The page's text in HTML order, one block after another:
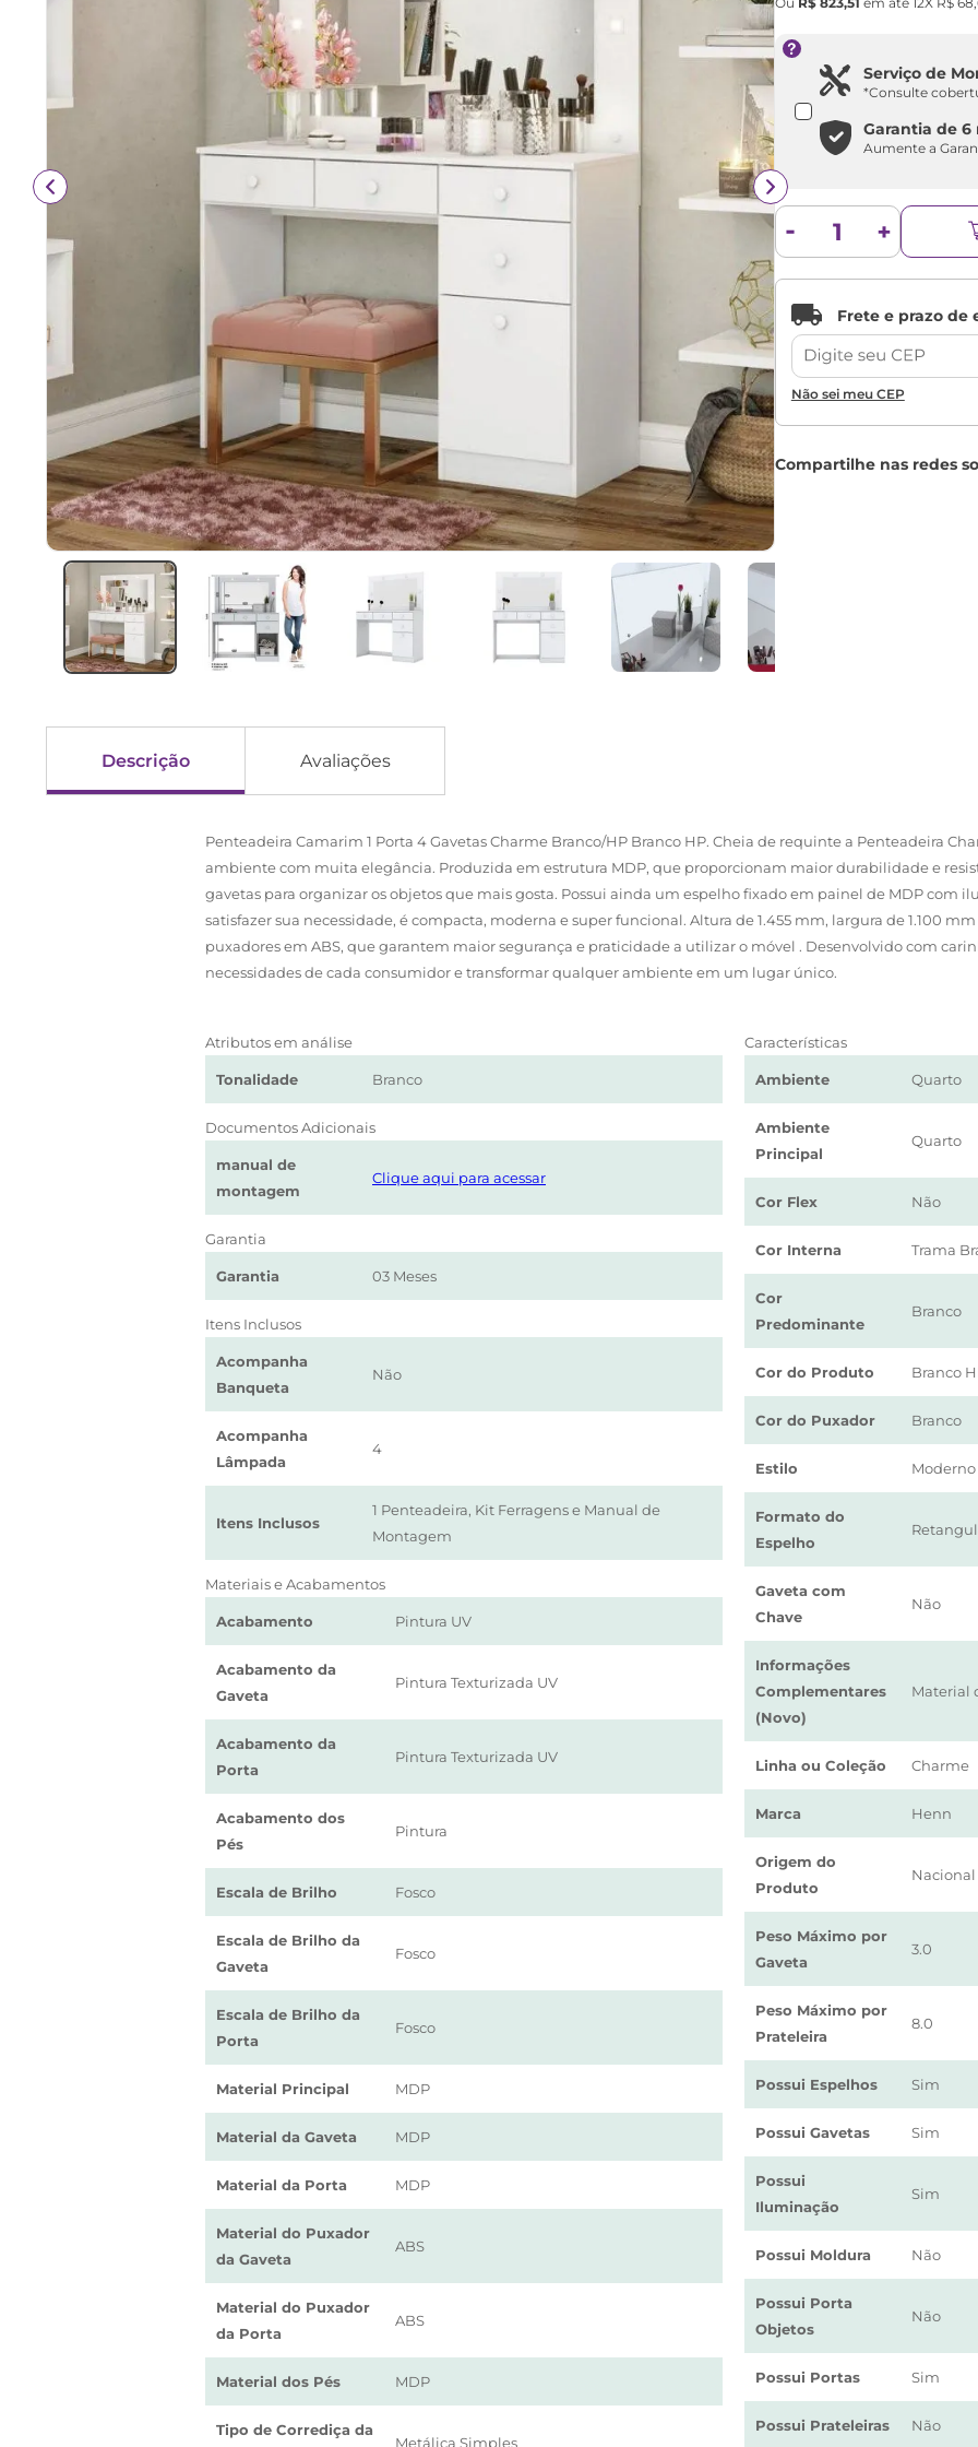
Serviço de
*Consulte
Garantia de6
Aumente a
Não sei meu CEP
Descrição Avaliações
Penteadeira Camarim 1 Porta 4 Gavetas Charme Branco/HP Branco HP. Cheia de requinte a Penteadeira
ambiente com muita elegância. Produzida em estrutura MDP, que proporcionam maior durabilidade e
gavetas para organizar os objetos que mais gosta. Possui ainda um espelho fixado em painel de MDP com
satisfazer sua necessidade, é compacta, moderna e super funcional. Altura de 1.455 mm, largura de 1.100
puxadores em ABS, que garantem maior segurança e praticidade a utilizar o móvel . Desenvolvido com
necessidades de cada consumidor e transformar qualquer ambiente em um lugar único.
Atributos em análise
Tonalidade Branco
Documentos Adicionais
manual de
montagem
Clique aqui para acessar
Garantia
Garantia 03 Meses
Itens Inclusos
Acompanha
Banqueta
Não
Acompanha
Lâmpada
4
Itens Inclusos
1 Penteadeira, Kit Ferragens e Manual de
Montagem
Materiais e Acabamentos
Acabamento Pintura UV
Acabamento da
Gaveta
Pintura Texturizada UV
Acabamento da
Porta
Pintura Texturizada UV
Acabamento dos
Pés
Pintura
Escala de Brilho Fosco
Escala de Brilho da
Gaveta
Fosco
Escala de Brilho da
Porta
Fosco
Material Principal MDP
Material da Gaveta MDP
Material da Porta MDP
Material do Puxador
da Gaveta
ABS
Material do Puxador
da Porta
ABS
Material dos Pés MDP
Tipo de Corrediça da
Metálica Simples
Características
Ambiente Quarto
Ambiente
Principal
Quarto
Cor Flex Não
Cor Interna Trama
Cor
Predominante
Branco
Cor do Produto Branco
Cor do Puxador Branco
Estilo Moderno
Formato do
Espelho
Gaveta com
Chave
Não
Informações
Complementares
(Novo)
Material
Linha ou Coleção Charme
Marca Henn
Origem do
Produto
Nacional
Peso Máximo por
Gaveta
3.0
Peso Máximo por
Prateleira
8.0
Possui Espelhos Sim
Possui Gavetas Sim
Possui
Iluminação
Sim
Possui Moldura Não
Possui Porta
Objetos
Não
Possui Portas Sim
Possui Prateleiras Não